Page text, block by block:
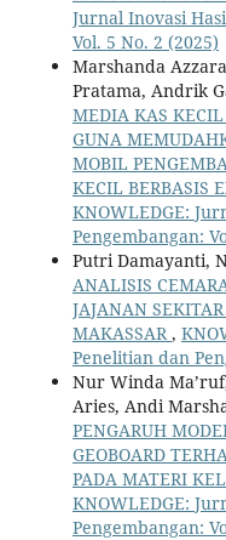
Jurnal Inovasi
Vol. 5 No. 2 (2025)
Marshanda
Pratama, Andrik
MEDIA KAS
GUNA
MOBIL
KECIL BERBASIS
KNOWLEDGE:
Pengembangan:
Putri Damayanti,
ANALISIS
JAJANAN
MAKASSAR ,
Penelitian dan
Nur Winda
Aries, Andi
PENGARUH
GEOBOARD
PADA MATERI
KNOWLEDGE:
Pengembangan: